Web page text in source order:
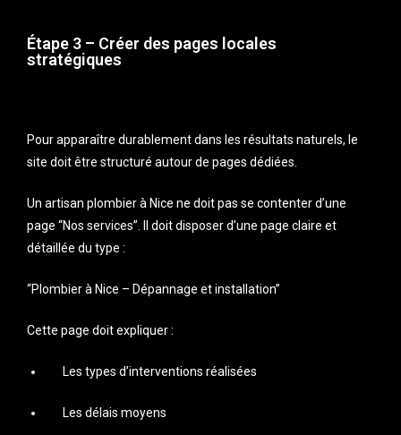
Étape 3 – Créer des pages locales
stratégiques
Pour apparaître durablement dans les résultats naturels, le
site doit être structuré autour de pages dédiées.
Un artisan plombier à Nice ne doit pas se contenter d’une
page “Nos services”. Il doit disposer d’une page claire et
détaillée du type :
“Plombier à Nice – Dépannage et installation”
Cette page doit expliquer :
Les types d’interventions réalisées
Les délais moyens